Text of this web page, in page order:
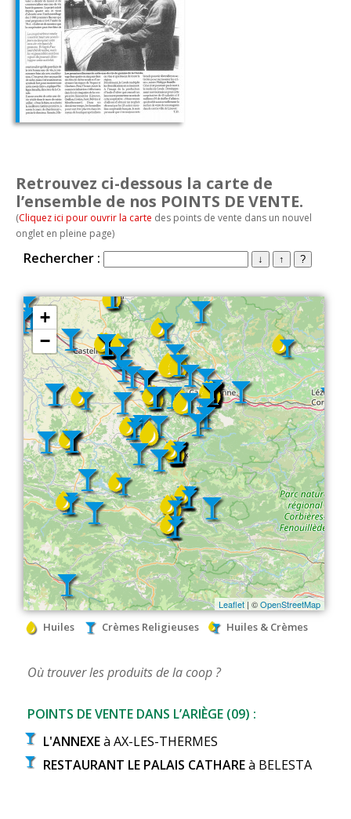
Cavale
Le Onze300
Approvisionnement
Distillerie
Collecte de Céréales
Moulin du Sou
Distribution
Pyro-gazéification
Boutique en ligne
Actualités
Nous contacter
Connexion
Retrouvez ci-dessous la carte de
l’ensemble de nos POINTS DE VENTE.
(Cliquez ici pour ouvrir la carte des points de vente dans un nouvel
onglet en pleine page)